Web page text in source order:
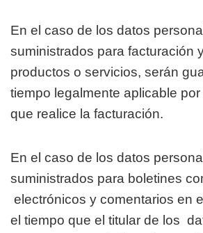
En el caso de los datos
suministrados para facturación
productos o servicios, serán
tiempo legalmente aplicable
que realice la facturación.
En el caso de los datos
suministrados para boletines
electrónicos y comentarios en
el tiempo que el titular de los